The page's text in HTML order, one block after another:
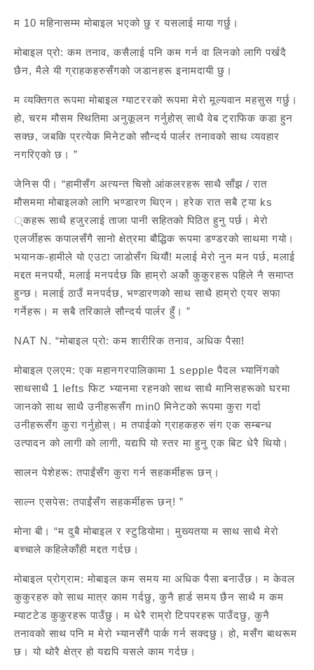
म 10 महिनासम्म मोबाइल भएको छु र यसलाई माया गर्छु।
मोबाइल प्रो: कम तनाव, कसैलाई पनि कम गर्न वा लिनको लागि पर्खदै
छैन, मैले यी ग्राहकहरुसँगको जडानहरू इनामदायी छु।
म व्यक्तिगत रूपमा मोबाइल ग्याटररको रूपमा मेरो मूल्यवान महसुस गर्छु।
हो, चरम मौसम स्थितिमा अनुकूलन गर्नुहोस् साथै वेब ट्राफिक कडा हुन
सक्छ, जबकि प्रत्येक मिनेटको सौन्दर्य पार्लर तनावको साथ व्यवहार
नगरिएको छ। ”
जेनिस पी। “हामीसँग अत्यन्त चिसो आंकलरहरू साथै साँझ / रात
मौसममा मोबाइलको लागि भण्डारण थिएन। हरेक रात सबै ट्या ks
्कहरू साथै हजुरलाई ताजा पानी सहितको पिठित हुनु पर्छ। मेरो
एलर्जीहरू कपालसँगै सानो क्षेत्रमा बौद्धिक रूपमा डण्डरको साथमा गयो।
भयानक-हामीले यो एउटा जाडोसँग थियौं! मलाई मेरो नुन मन पर्छ, मलाई
मद्दत मनपर्यो, मलाई मनपर्दछ कि हाम्रो अर्को कुकुरहरू पहिले नै समाप्त
हुन्छ। मलाई ठाउँ मनपर्दछ, भण्डारणको साथ साथै हाम्रो एयर सफा
गर्नेहरू। म सबै तरिकाले सौन्दर्य पार्लर हुँ। ”
NAT N. “मोबाइल प्रो: कम शारीरिक तनाव, अधिक पैसा!
मोबाइल एलएम: एक महानगरपालिकामा 1 sepple पैदल भ्यानिंगको
साथसाथै 1 lefts फिट भ्यानमा रहनको साथ साथै मानिसहरूको घरमा
जानको साथ साथै उनीहरूसँग min0 मिनेटको रूपमा कुरा गर्दा
उनीहरूसँग कुरा गर्नुहोस्। म तपाईको ग्राहकहरु संग एक सम्बन्ध
उत्पादन को लागी को लागी, यद्यपि यो स्तर मा हुनु एक बिट धेरै थियो।
सालन पेशेहरू: तपाईंसँग कुरा गर्न सहकर्मीहरू छन्।
साल्न एसपेस: तपाईंसँग सहकर्मीहरू छन्! ”
मोना बी। “म दुबै मोबाइल र स्टुडियोमा। मुख्यतया म साथ साथै मेरो
बच्चाले कहिलेकाँही मद्दत गर्दछ।
मोबाइल प्रोग्राम: मोबाइल कम समय मा अधिक पैसा बनाउँछ। म केवल
कुकुरहरु को साथ मात्र काम गर्दछु, कुनै हार्ड समय छैन साथै म कम
म्याटटेड कुकुरहरू पाउँछु। म धेरै राम्रो टिपपरहरू पाउँदछु, कुनै
तनावको साथ पनि म मेरो भ्यानसँगै पार्क गर्न सक्दछु। हो, मसँग बाथरूम
छ। यो थोरै क्षेत्र हो यद्यपि यसले काम गर्दछ।